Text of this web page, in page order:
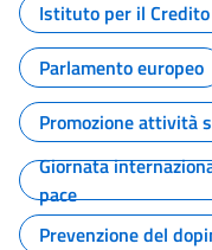
Istituto per il
Parlamento europeo
Promozione attività
Giornata
pace
Prevenzione del